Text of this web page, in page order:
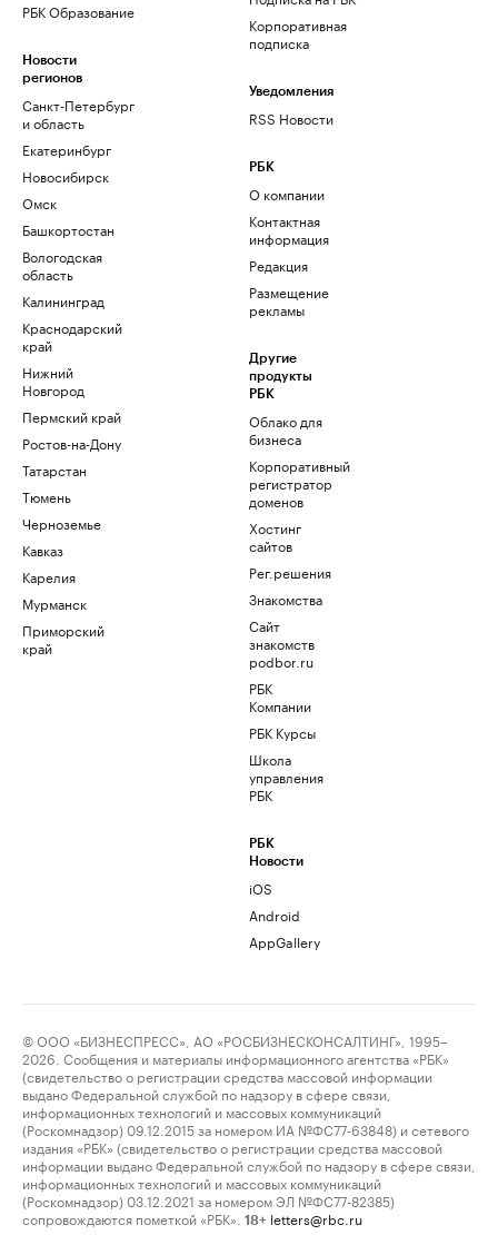
РБК Образование
Новости
регионов
Санкт-Петербург
и область
Екатеринбург
Новосибирск
Омск
Башкортостан
Вологодская
область
Калининград
Краснодарский
край
Нижний
Новгород
Пермский край
Ростов-на-Дону
Татарстан
Тюмень
Черноземье
Кавказ
Карелия
Мурманск
Приморский
край
Корпоративная
подписка
Уведомления
RSS Новости
РБК
О компании
Контактная
информация
Редакция
Размещение
рекламы
Другие
продукты
РБК
Облако для
бизнеса
Корпоративный
регистратор
доменов
Хостинг
сайтов
Рег.решения
Знакомства
Сайт
знакомств
podbor.ru
РБК
Компании
РБК Курсы
Школа
управления
РБК
РБК
Новости
iOS
Android
AppGallery
© ООО «БИЗНЕСПРЕСС», АО «РОСБИЗНЕСКОНСАЛТИНГ», 1995–
2026. Сообщения и материалы информационного агентства «РБК»
(свидетельство о регистрации средства массовой информации
выдано Федеральной службой по надзору в сфере связи,
информационных технологий и массовых коммуникаций
(Роскомнадзор) 09.12.2015 за номером ИА №ФС77-63848) и сетевого
издания «РБК» (свидетельство о регистрации средства массовой
информации выдано Федеральной службой по надзору в сфере связи,
информационных технологий и массовых коммуникаций
(Роскомнадзор) 03.12.2021 за номером ЭЛ №ФС77-82385)
сопровождаются пометкой «РБК».
18+ letters@rbc.ru